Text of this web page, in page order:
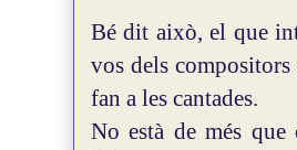
Bé dit això, el que
vos dels compositors
fan a les cantades.
No està de més